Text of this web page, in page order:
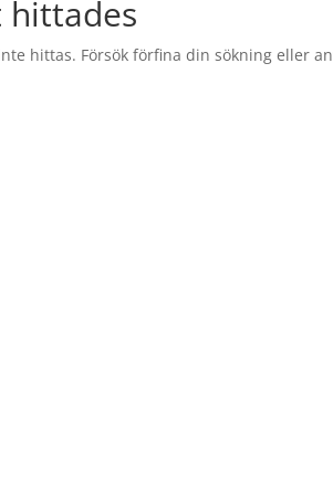
hittades
hittas. Försök förfina din sökning eller